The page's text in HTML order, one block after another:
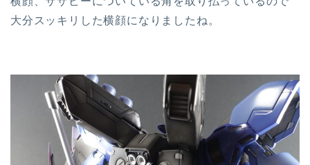
大分スッキリした横顔になりましたね。